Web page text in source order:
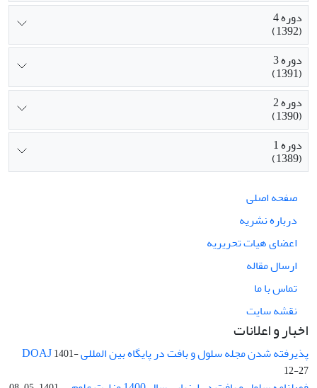
دوره 4
(1392)
دوره 3
(1391)
دوره 2
(1390)
دوره 1
(1389)
صفحه اصلی
درباره نشریه
اعضای هیات تحریریه
ارسال مقاله
تماس با ما
نقشه سایت
اخبار و اعلانات
پذیرفته شدن مجله سلول و بافت در پایگاه بین المللی DOAJ1401-
12-27